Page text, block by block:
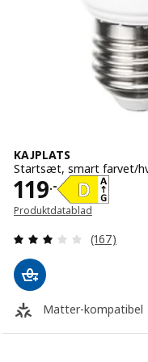
KAJPLATS
Startsæt, smart farvet/
119.-
Pris 119.-
Produktdatablad
Anmeld:
(167)
Matter-kompatibel